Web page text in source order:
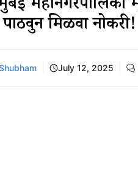
महानगरपालिका
पाठवुन मिळवा
July 12, 2025